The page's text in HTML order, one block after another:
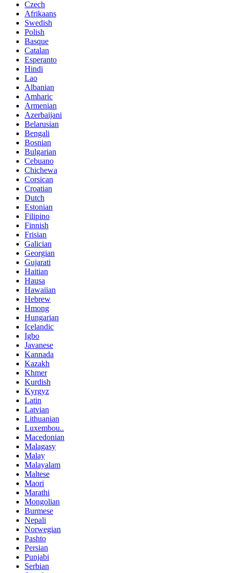
Czech
Afrikaans
Swedish
Polish
Basque
Catalan
Esperanto
Hindi
Lao
Albanian
Amharic
Armenian
Azerbaijani
Belarusian
Bengali
Bosnian
Bulgarian
Cebuano
Chichewa
Corsican
Croatian
Dutch
Estonian
Filipino
Finnish
Frisian
Galician
Georgian
Gujarati
Haitian
Hausa
Hawaiian
Hebrew
Hmong
Hungarian
Icelandic
Igbo
Javanese
Kannada
Kazakh
Khmer
Kurdish
Kyrgyz
Latin
Latvian
Lithuanian
Luxembou..
Macedonian
Malagasy
Malay
Malayalam
Maltese
Maori
Marathi
Mongolian
Burmese
Nepali
Norwegian
Pashto
Persian
Punjabi
Serbian